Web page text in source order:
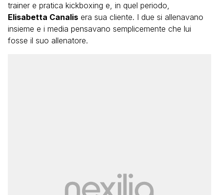
trainer e pratica kickboxing e, in quel periodo,
Elisabetta Canalis era sua cliente. I due si allenavano
insieme e i media pensavano semplicemente che lui
fosse il suo allenatore.